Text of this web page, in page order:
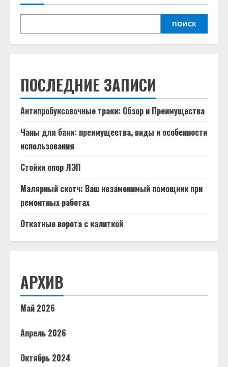
ПОИСК
ПОСЛЕДНИЕ ЗАПИСИ
Антипробуксовочные траки: Обзор и Преимущества
Чаны для бани: преимущества, виды и особенности
использования
Стойки опор ЛЭП
Малярный скотч: Ваш незаменимый помощник при
ремонтных работах
Откатные ворота с калиткой
АРХИВ
Май 2026
Апрель 2026
Октябрь 2024